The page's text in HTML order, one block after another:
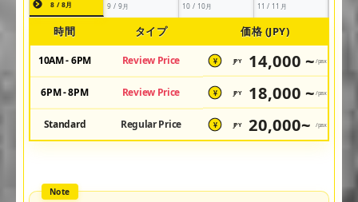
8 / 8月 9 / 9月 10 / 10月 11 / 11月
時間 タイプ 価格 (JPY)
10AM - 6PM Review Price ¥ JPY 14,000 ~ /pax
6PM - 8PM Review Price ¥ JPY 18,000 ~ /pax
Standard Regular Price ¥ JPY 20,000~ /pax